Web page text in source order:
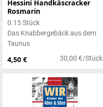
Hessini Handkäscracker
Rosmarin
4,50 € 30,00 €/Stück
0.15 Stück
Das Knabbergebäck aus dem
Taunus